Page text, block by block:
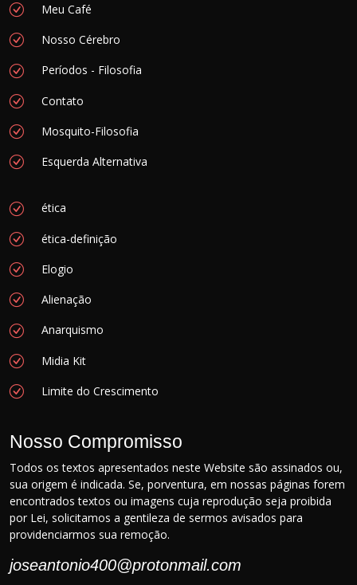
Meu Café
Nosso Cérebro
Períodos - Filosofia
Contato
Mosquito-Filosofia
Esquerda Alternativa
ética
ética-definição
Elogio
Alienação
Anarquismo
Midia Kit
Limite do Crescimento
Nosso Compromisso
Todos os textos apresentados neste Website são assinados ou,
sua origem é indicada. Se, porventura, em nossas páginas forem
encontrados textos ou imagens cuja reprodução seja proibida
por Lei, solicitamos a gentileza de sermos avisados para
providenciarmos sua remoção.
joseantonio400@protonmail.com